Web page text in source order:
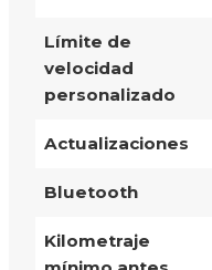
Límite de
velocidad
personalizado
Actualizaciones
Bluetooth
Kilometraje